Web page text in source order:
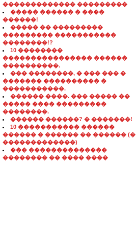
������������� ���������
����� ������ � ����
������!
����� �� ���������
��������� �����������
��������!?
10 ��������
���������������� ������
����������.
��� ��������, � ��� ��� �
������� ���������� �
�����������.
������ ����. ��� ����� ��
����� ���� ���������
��������.
������ ������? � �������!
10 ����������� ������
������ � ������ �� ������ (�
�������������)
��� ��������������
�������� �� ���� ����